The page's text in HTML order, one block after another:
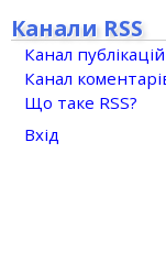
Канали RSS
Канал публікацій
Канал
Що таке RSS?
Вхід